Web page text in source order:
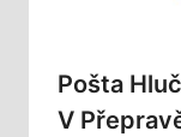
Pošta
V